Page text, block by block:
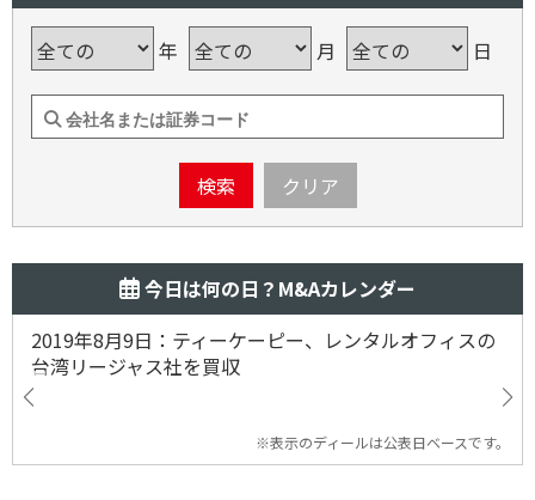
年 月 日
検索 クリア
今日は何の日？M&Aカレンダー
2019年8月9日：ティーケーピー、レンタルオフィスの
台湾リージャス社を買収
※表示のディールは公表日ベースです。